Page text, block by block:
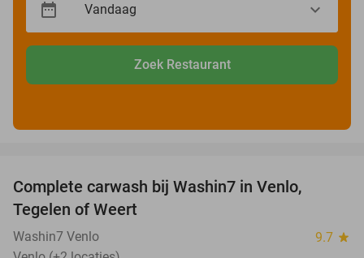
Zoek Restaurant
Complete carwash bij Washin7 in Venlo,
Tegelen of Weert
Washin7 Venlo 9.7 star